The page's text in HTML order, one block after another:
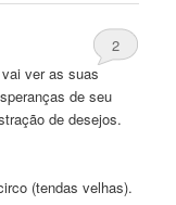
2
ver as suas
de seu
de desejos.
(tendasvelhas).